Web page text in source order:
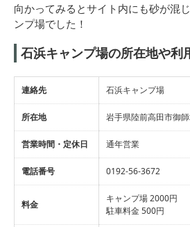
向かってみるとサイト内にも砂が混
ンプ場でした！
石浜キャンプ場の所在地や利
連絡先 石浜キャンプ場
所在地 岩手県陸前高田市御
営業時間・定休日 通年営業
電話番号 0192-56-3672
料金
キャンプ場 2000円
駐車料金 500円